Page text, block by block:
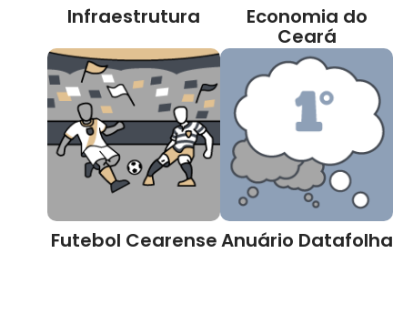
Infraestrutura Economia do
Ceará
Futebol CearenseAnuário Datafolha